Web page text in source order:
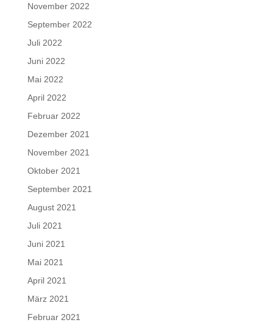
November 2022
September 2022
Juli 2022
Juni 2022
Mai 2022
April 2022
Februar 2022
Dezember 2021
November 2021
Oktober 2021
September 2021
August 2021
Juli 2021
Juni 2021
Mai 2021
April 2021
März 2021
Februar 2021